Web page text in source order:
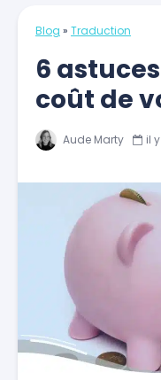
Blog » Traduction
6
coût de
Aude Marty il